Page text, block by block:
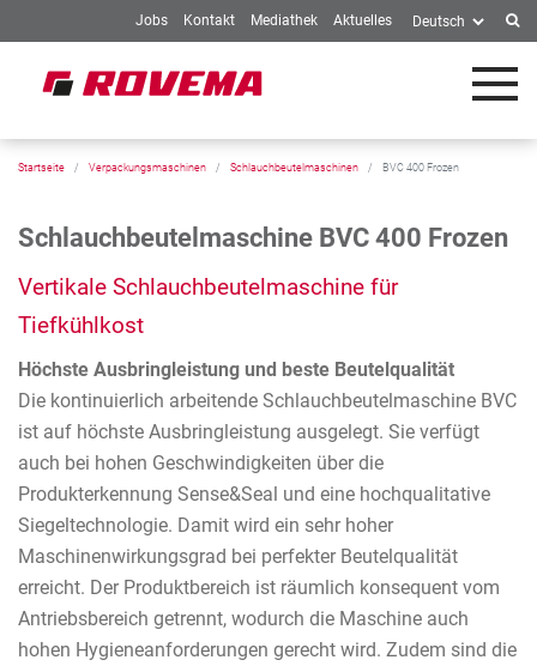
Jobs Kontakt Mediathek Aktuelles
Startseite Verpackungsmaschinen Schlauchbeutelmaschinen BVC 400 Frozen
Schlauchbeutelmaschine BVC 400 Frozen
Vertikale Schlauchbeutelmaschine für
Tiefkühlkost
Höchste Ausbringleistung und beste Beutelqualität
Die kontinuierlich arbeitende Schlauchbeutelmaschine BVC
ist auf höchste Ausbringleistung ausgelegt. Sie verfügt
auch bei hohen Geschwindigkeiten über die
Produkterkennung Sense&Seal und eine hochqualitative
Siegeltechnologie. Damit wird ein sehr hoher
Maschinenwirkungsgrad bei perfekter Beutelqualität
erreicht. Der Produktbereich ist räumlich konsequent vom
Antriebsbereich getrennt, wodurch die Maschine auch
hohen Hygieneanforderungen gerecht wird. Zudem sind die